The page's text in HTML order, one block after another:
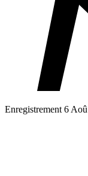
Enregistrement 6 Aoû